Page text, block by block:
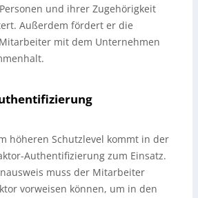
und ihrer Zugehörigkeit
Außerdem fördert er die
mit dem Unternehmen
höheren Schutzlevel kommt in der
Authentifizierung zum Einsatz.
muss der Mitarbeiter
vorweisen können, um in den